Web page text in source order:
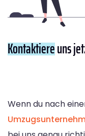
Kontaktiereuns
Wenn du nach